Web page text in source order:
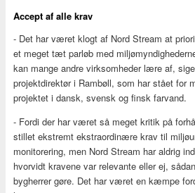
Accept af alle krav
- Det har været klogt af Nord Stream at
et meget tæt parløb med
kan mange andre virksomheder lære af,
projektdirektør i Rambøll, som har stået for
projektet i dansk, svensk og finsk farvand.
- Fordi der har været så meget kritik på
stillet ekstremt ekstraordinære krav til
monitorering, men Nord Stream har aldrig
hvorvidt kravene var relevante eller ej,
bygherrer gøre. Det har været en kæmpe